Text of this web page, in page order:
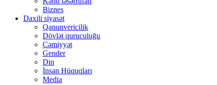
Biznes
Daxili siyasət
Qanunvericilik
Dövlət quruculuğu
Cəmiyyət
Gender
Din
İnsan Hüquqları
Media